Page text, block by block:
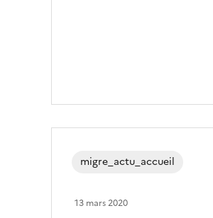
migre_actu_accueil
13 mars 2020